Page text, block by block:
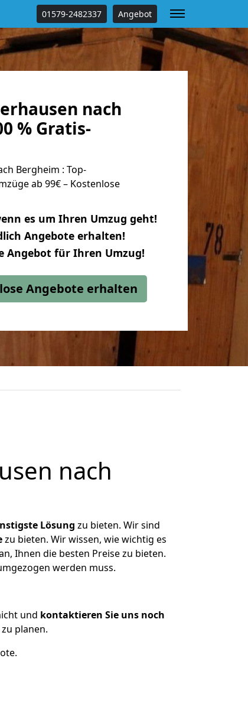
01579-2482337 Angebot
nach
% Gratis-
Bergheim : Top-
ab 99€ – Kostenlose
es um Ihren Umzug geht!
Angebote erhalten!
Angebot für Ihren Umzug!
Angebote erhalten
nach
Lösung zu bieten. Wir sind
zu bieten. Wir wissen, wie wichtig es
Ihnen die besten Preise zu bieten.
werden muss.
und kontaktieren Sie uns noch
planen.